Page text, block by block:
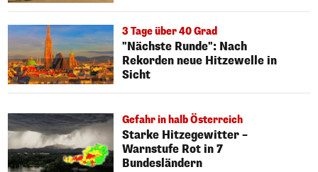
3 Tage über 40 Grad
"Nächste Runde": Nach
Rekorden neue Hitzewelle in
Sicht
Gefahr in halb Österreich
Starke Hitzegewitter –
Warnstufe Rot in 7
Bundesländern